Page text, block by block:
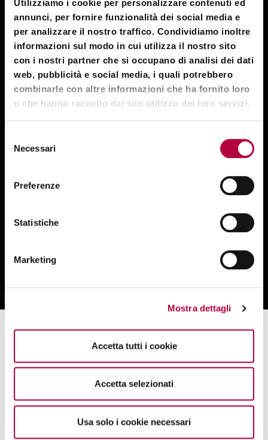
Utilizziamo i cookie per personalizzare contenuti ed
annunci, per fornire funzionalità dei social media e
per analizzare il nostro traffico. Condividiamo inoltre
informazioni sul modo in cui utilizza il nostro sito
con i nostri partner che si occupano di analisi dei dati
web, pubblicità e social media, i quali potrebbero
combinarle con altre informazioni che ha fornito loro
o che hanno raccolto dal suo utilizzo dei loro servizi.
delNecessari
Preferenze
Statistiche
Marketing
Mostra dettagli
Accetta tutti i cookie
Accetta selezionati
Usa solo i cookie necessari
Dati integrati, consulenza potenziata
Centralizza le informazioni finanziarie in un unico
ambiente, migliorando la qualità dei dati e l’efficacia
della consulenza.
Abilita l’integrazione con clienti e partner esterni
efficienza, qualità proposta), ottimizzando i
Casi d’uso concreti: